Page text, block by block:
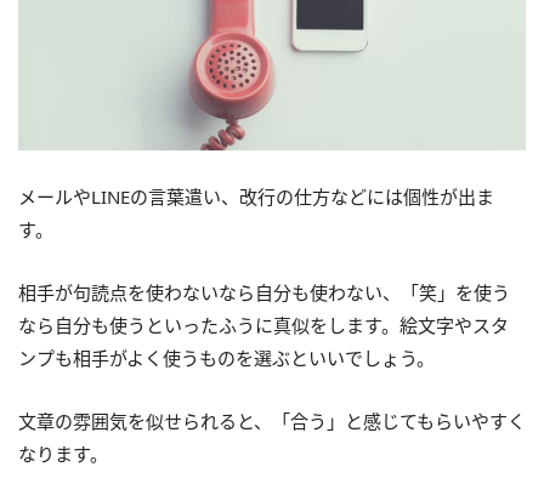
メールやLINEの言葉遣い、改行の仕方などには個性が出ま
す。
相手が句読点を使わないなら自分も使わない、「笑」を使う
なら自分も使うといったふうに真似をします。絵文字やスタ
ンプも相手がよく使うものを選ぶといいでしょう。
文章の雰囲気を似せられると、「合う」と感じてもらいやすく
なります。